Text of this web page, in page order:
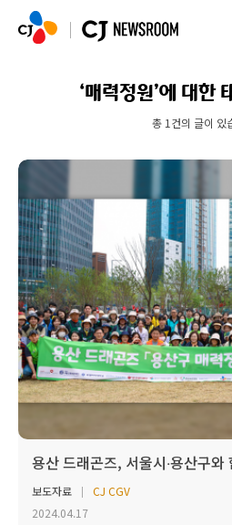
‘매력정원’에 대한
총 1건의 글이 있
용산 드래곤즈, 서울시‧용산구
보도자료
CJ CGV
2024.04.17